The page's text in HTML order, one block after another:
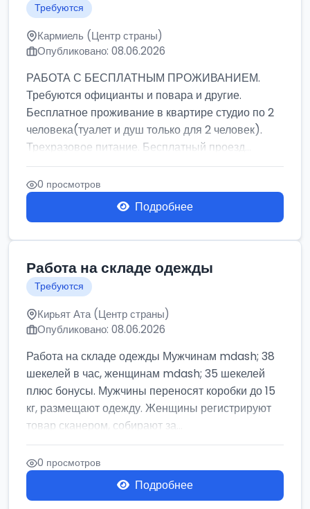
Требуются
Кармиель (Центр страны)
Опубликовано: 08.06.2026
РАБОТА С БЕСПЛАТНЫМ ПРОЖИВАНИЕМ.
Требуются официанты и повара и другие.
Бесплатное проживание в квартире студио по 2
человека(туалет и душ только для 2 человек).
Трехразовое питание. Бесплатный проезд...
0 просмотров
Подробнее
Работа на складе одежды
Требуются
Кирьят Ата (Центр страны)
Опубликовано: 08.06.2026
Работа на складе одежды Мужчинам mdash; 38
шекелей в час, женщинам mdash; 35 шекелей
плюс бонусы. Мужчины переносят коробки до 15
кг, размещают одежду. Женщины регистрируют
товар сканером, собирают за...
0 просмотров
Подробнее